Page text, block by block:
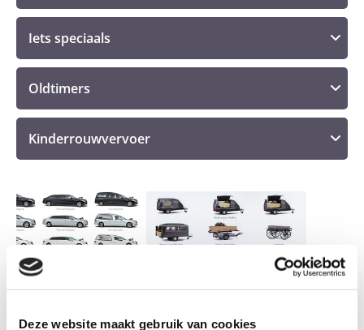
Deze website maakt gebruik van cookies
Iets speciaals
Oldtimers
Kinderrouwvervoer